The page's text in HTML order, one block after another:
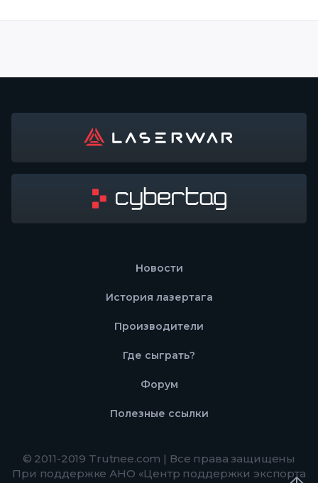
Новости
История лазертага
Производители
Где сыграть?
Форум
Полезные ссылки
© 2011-2019 Trutnee.com | Все права защищены
При поддержке АНО «Центр поддержки экспорта